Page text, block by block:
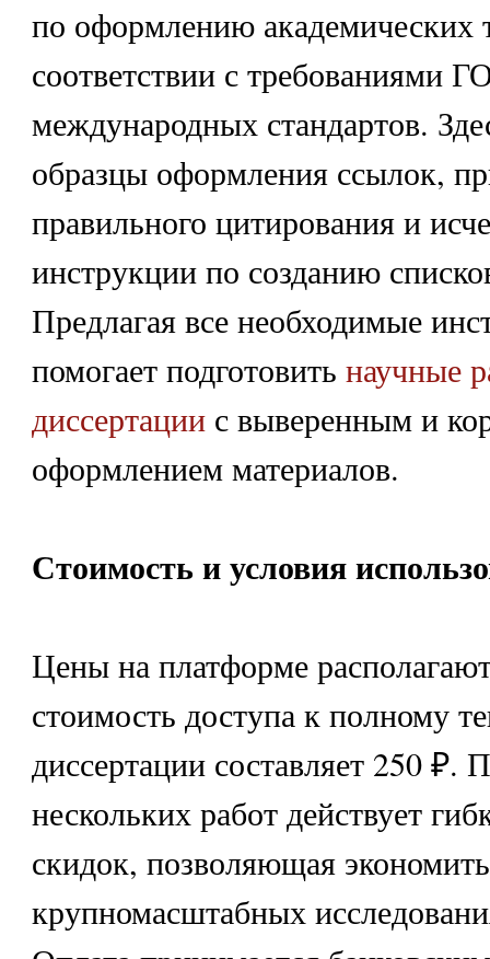
по оформлению академических
соответствии с требованиями
международных стандартов.
образцы оформления ссылок,
правильного цитирования и
инструкции по созданию
Предлагая все необходимые
помогает подготовить научные
диссертациис выверенным и
оформлением материалов.
Стоимость и условия
Цены на платформе
стоимость доступа к полному
диссертации составляет 250 ₽.
нескольких работ действует
скидок, позволяющая
крупномасштабных